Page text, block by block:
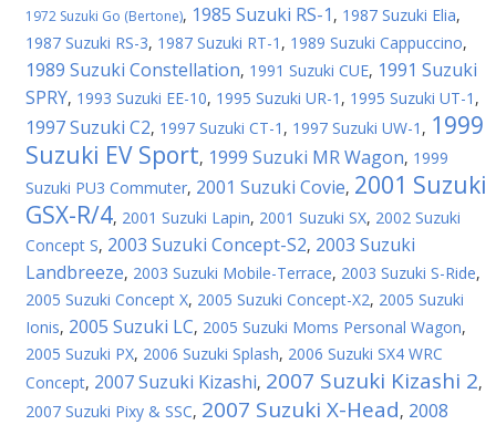
1972 Suzuki Go (Bertone), 1985 Suzuki RS-1 , 1987 Suzuki Elia,
1987 Suzuki RS-3, 1987 Suzuki RT-1 , 1989 Suzuki Cappuccino,
1989 Suzuki Constellation, 1991 Suzuki CUE, 1991 Suzuki
SPRY, 1993 Suzuki EE-10, 1995 Suzuki UR-1 , 1995 Suzuki UT-1 ,
1997 Suzuki C2, 1997 Suzuki CT-1 , 1997 Suzuki UW-1 , 1999
Suzuki EV Sport, 1999 Suzuki MR Wagon, 1999
Suzuki PU3 Commuter, 2001 Suzuki Covie, 2001 Suzuki
GSX-R/4, 2001 Suzuki Lapin, 2001 Suzuki SX, 2002 Suzuki
Concept S, 2003 Suzuki Concept-S2, 2003 Suzuki
Landbreeze, 2003 Suzuki Mobile-Terrace, 2003 Suzuki S-Ride,
2005 Suzuki Concept X, 2005 Suzuki Concept-X2, 2005 Suzuki
Ionis, 2005 Suzuki LC, 2005 Suzuki Moms Personal Wagon,
2005 Suzuki PX, 2006 Suzuki Splash, 2006 Suzuki SX4 WRC
Concept, 2007 Suzuki Kizashi, 2007 Suzuki Kizashi 2,
2007 Suzuki Pixy & SSC, 2007 Suzuki X-Head, 2008